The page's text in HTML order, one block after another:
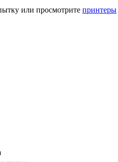
или просмотрите принтеры